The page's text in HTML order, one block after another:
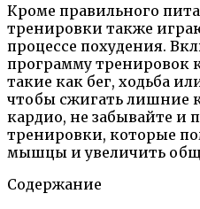
Кроме правильного
тренировки также
процессе похудения.
программу тренировок
такие как бег, ходьба
чтобы сжигать лишние
кардио, не забывайте и
тренировки, которые
мышцы и увеличить
Содержание